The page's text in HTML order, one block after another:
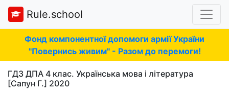
Rule.school
Фонд компонентної допомоги армії України
"Повернись живим" - Разом до перемоги!
ГДЗ ДПА 4 клас. Українська мова і література
[Сапун Г.] 2020